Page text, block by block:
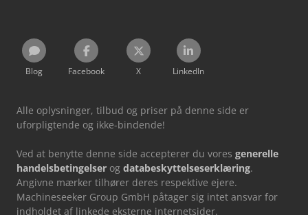
Blog Facebook X LinkedIn
Alle oplysninger, tilbud og priser på denne side er
uforpligtende og ikke-bindende!
Ved at benytte denne side accepterer du vores generelle
handelsbetingelser og databeskyttelseserklæring.
Angivne mærker tilhører deres respektive ejere.
Machineseeker Group GmbH påtager sig intet ansvar for
indholdet af linkede eksterne internetsider.